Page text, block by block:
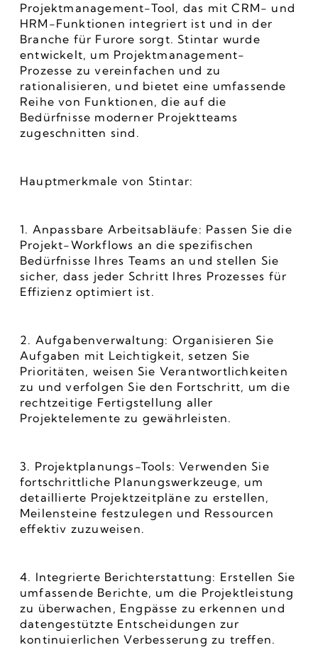
Projektmanagement-Tool, das mit CRM- und
HRM-Funktionen integriert ist und in der
Branche für Furore sorgt. Stintar wurde
entwickelt, um Projektmanagement-
Prozesse zu vereinfachen und zu
rationalisieren, und bietet eine umfassende
Reihe von Funktionen, die auf die
Bedürfnisse moderner Projektteams
zugeschnitten sind.
Hauptmerkmale von Stintar:
1. Anpassbare Arbeitsabläufe: Passen Sie die
Projekt-Workflows an die spezifischen
Bedürfnisse Ihres Teams an und stellen Sie
sicher, dass jeder Schritt Ihres Prozesses für
Effizienz optimiert ist.
2. Aufgabenverwaltung: Organisieren Sie
Aufgaben mit Leichtigkeit, setzen Sie
Prioritäten, weisen Sie Verantwortlichkeiten
zu und verfolgen Sie den Fortschritt, um die
rechtzeitige Fertigstellung aller
Projektelemente zu gewährleisten.
3. Projektplanungs-Tools: Verwenden Sie
fortschrittliche Planungswerkzeuge, um
detaillierte Projektzeitpläne zu erstellen,
Meilensteine festzulegen und Ressourcen
effektiv zuzuweisen.
4. Integrierte Berichterstattung: Erstellen Sie
umfassende Berichte, um die Projektleistung
zu überwachen, Engpässe zu erkennen und
datengestützte Entscheidungen zur
kontinuierlichen Verbesserung zu treffen.